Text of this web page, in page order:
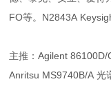
FO等。N2843A
主推：Agilent 86100D/
Anritsu MS9740B/A 光